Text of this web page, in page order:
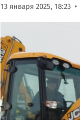
13 января 2025, 18:23